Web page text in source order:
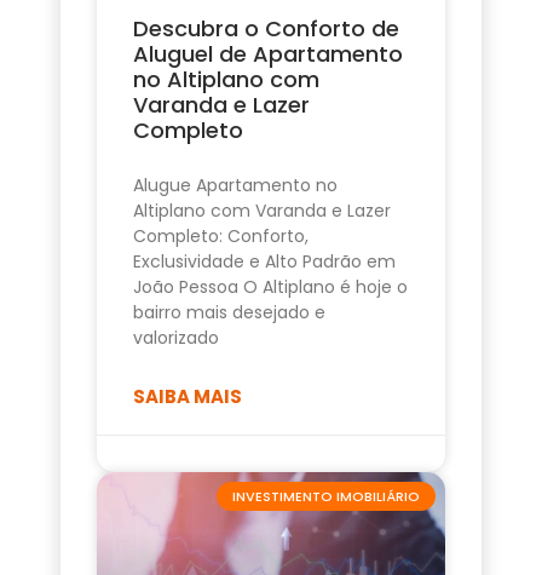
Descubra o Conforto de
Aluguel de Apartamento
no Altiplano com
Varanda e Lazer
Completo
Alugue Apartamento no
Altiplano com Varanda e Lazer
Completo: Conforto,
Exclusividade e Alto Padrão em
João Pessoa O Altiplano é hoje o
bairro mais desejado e
valorizado
SAIBA MAIS
INVESTIMENTO IMOBILIÁRIO